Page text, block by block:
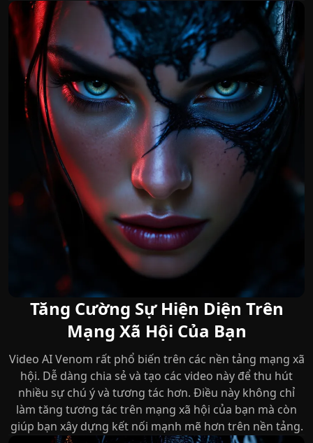
Tăng Cường Sự Hiện Diện Trên
Mạng Xã Hội Của Bạn
Video AI Venom rất phổ biến trên các nền tảng mạng xã
hội. Dễ dàng chia sẻ và tạo các video này để thu hút
nhiều sự chú ý và tương tác hơn. Điều này không chỉ
làm tăng tương tác trên mạng xã hội của bạn mà còn
giúp bạn xây dựng kết nối mạnh mẽ hơn trên nền tảng.